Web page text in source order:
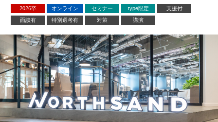
2026卒 オンライン セミナー type限定
支援付
面談有
特別選考有 対策 講演